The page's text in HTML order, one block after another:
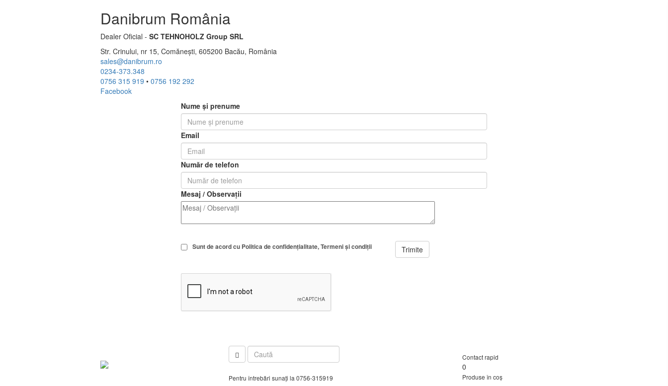
Danibrum România
Dealer Oficial - SC TEHNOHOLZ Group SRL
Str. Crinului, nr 15, Comănești, 605200 Bacău, România
sales@danibrum.ro
0234-373.348
0756 315 919 • 0756 192 292
Facebook
Nume și prenume
Email
Număr de telefon
Mesaj / Observații
Sunt de acord cu Politica de confidenţialitate Termeni şi condiţii Trimite
Pentru întrebări sunați la 0756-315919
Contact rapid
0
Produse în coș